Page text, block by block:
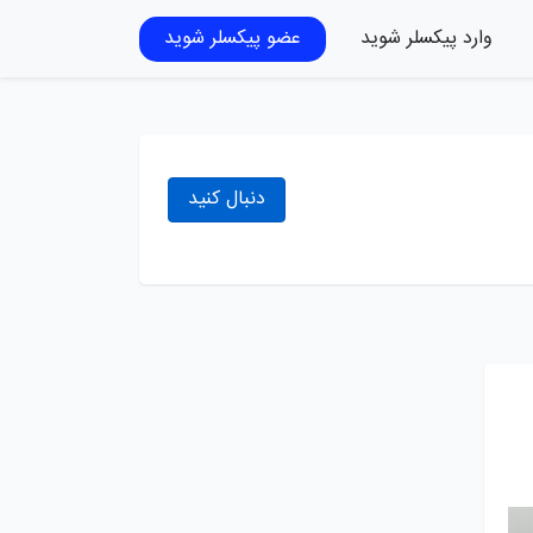
وارد پیکسلر شوید عضو پیکسلر شوید
دنبال کنید